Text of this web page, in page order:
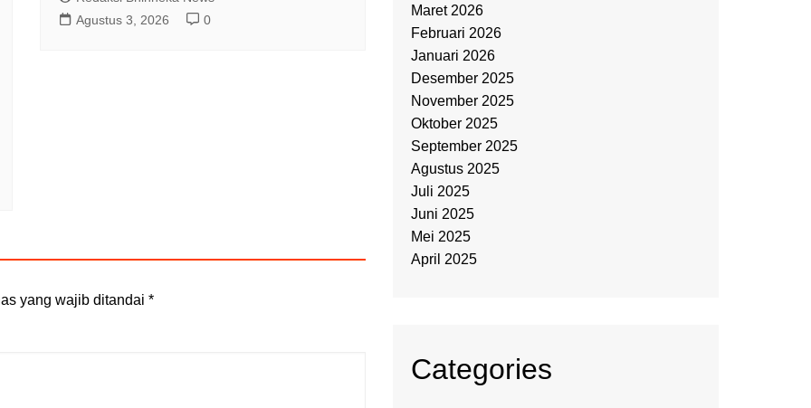
Agustus 3, 2026
0
yang wajib ditandai *
Maret 2026
Februari 2026
Januari 2026
Desember 2025
November 2025
Oktober 2025
September 2025
Agustus 2025
Juli 2025
Juni 2025
Mei 2025
April 2025
Categories